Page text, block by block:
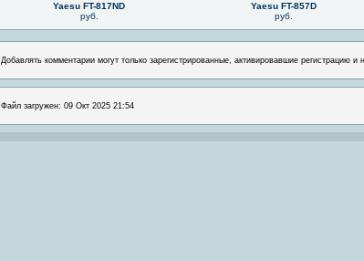
Yaesu FT-817ND
руб.
Yaesu FT-857D
руб.
Добавлять комментарии могут только зарегистрированные, активировавшие регистрацию и
Файл загружен: 09 Окт 2025 21:54